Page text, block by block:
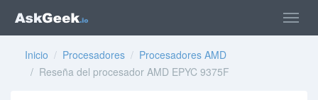
Inicio / Procesadores / Procesadores AMD
/ Reseña del procesador AMD EPYC 9375F